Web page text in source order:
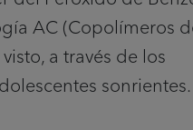
AC (Copolímeros
a través de los
sonrientes.